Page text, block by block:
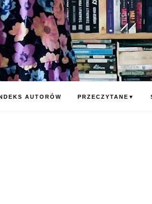
AUTORÓW PRZECZYTANE ▼